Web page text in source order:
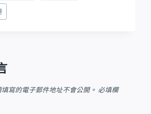
寫的電子郵件地址不會公開。 必填欄